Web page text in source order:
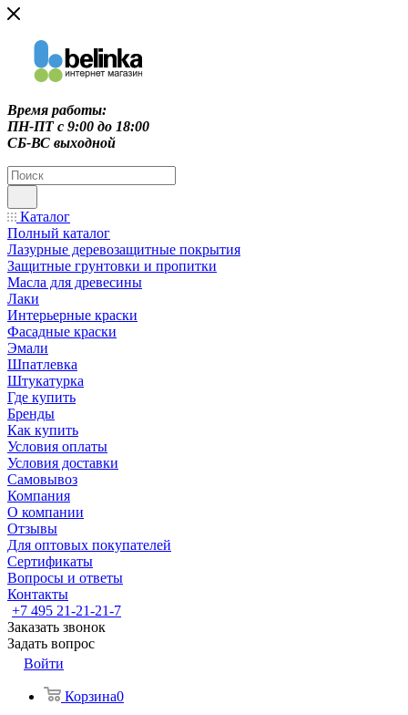
Время работы:
ПН-ПТ c 9:00 до 18:00
СБ-ВС выходной
Каталог
Полный каталог
Лазурные деревозащитные покрытия
Защитные грунтовки и пропитки
Масла для древесины
Лаки
Интерьерные краски
Фасадные краски
Эмали
Шпатлевка
Штукатурка
Где купить
Бренды
Как купить
Условия оплаты
Условия доставки
Самовывоз
Компания
О компании
Отзывы
Для оптовых покупателей
Сертификаты
Вопросы и ответы
Контакты
+7 495 21-21-21-7
Заказать звонок
Задать вопрос
Войти
Корзина0